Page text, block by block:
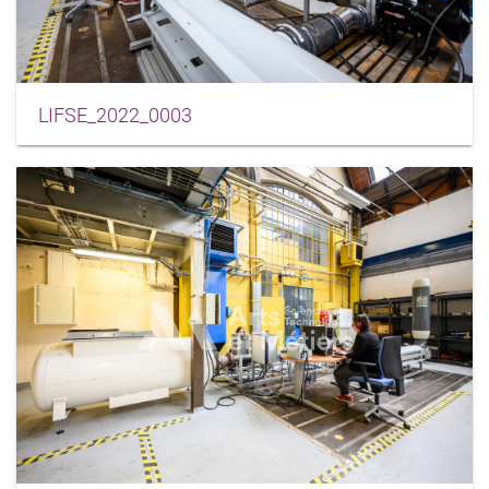
LIFSE_2022_0003